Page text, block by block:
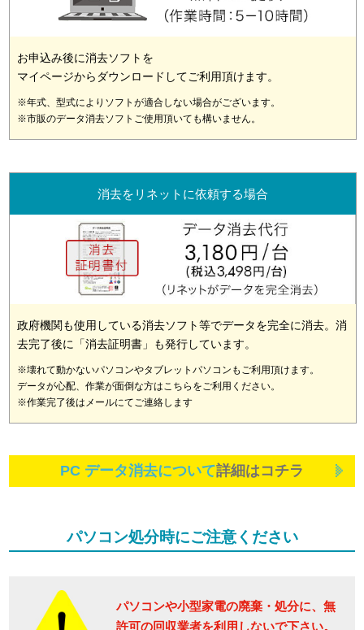
お申込み後に消去ソフトを
マイページからダウンロードしてご利用頂けます。
※年式、型式によりソフトが適合しない場合がございます。
※市販のデータ消去ソフトご使用頂いても構いません。
消去をリネットに依頼する場合
政府機関も使用している消去ソフト等でデータを完全に消去。消
去完了後に「消去証明書」も発行しています。
※壊れて動かないパソコンやタブレットパソコンもご利用頂けます。
データが心配、作業が面倒な方はこちらをご利用ください。
※作業完了後はメールにてご連絡します
PC データ消去について詳細はコチラ
パソコン処分時にご注意ください
パソコンや小型家電の廃棄・処分に、 無
許可の回収業者を利用しないで下さい。